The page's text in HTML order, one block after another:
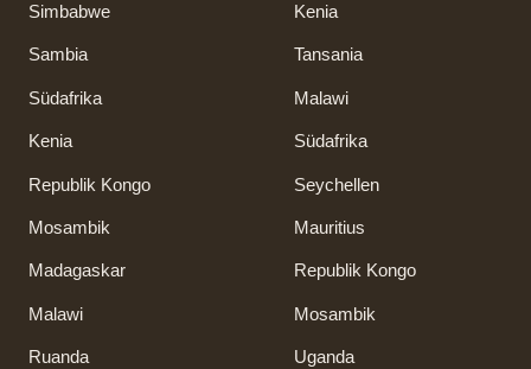
Simbabwe
Sambia
Südafrika
Kenia
Republik Kongo
Mosambik
Madagaskar
Malawi
Ruanda
Kenia
Tansania
Malawi
Südafrika
Seychellen
Mauritius
Republik Kongo
Mosambik
Uganda